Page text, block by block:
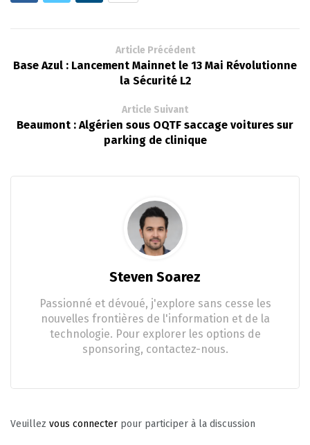
Article Précédent
Base Azul : Lancement Mainnet le 13 Mai Révolutionne
la Sécurité L2
Article Suivant
Beaumont : Algérien sous OQTF saccage voitures sur
parking de clinique
Steven Soarez
Passionné et dévoué, j'explore sans cesse les
nouvelles frontières de l'information et de la
technologie. Pour explorer les options de
sponsoring, contactez-nous.
Veuillez vous connecter pour participer à la discussion